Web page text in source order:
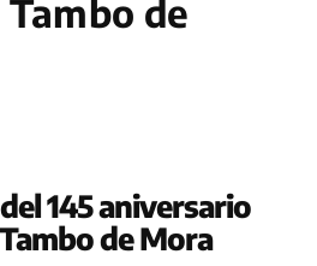
145 aniversario
de Mora